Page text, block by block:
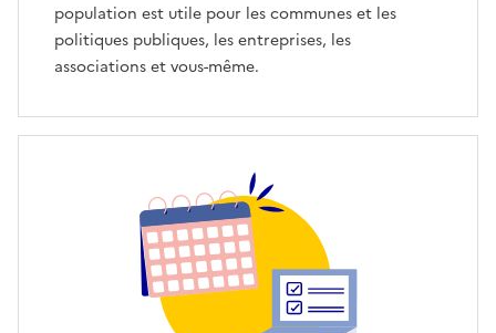
population est utile pour les communes et les
politiques publiques, les entreprises, les
associations et vous-même.